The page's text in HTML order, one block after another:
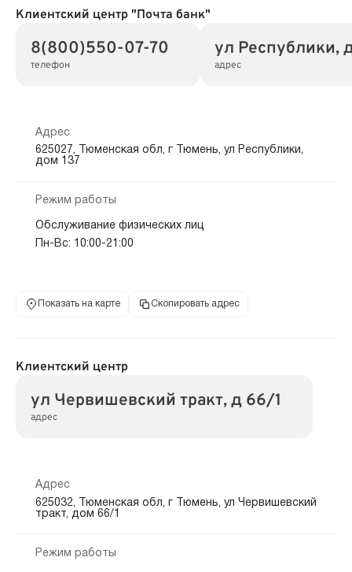
Клиентский центр "Почта банк"
8(800)550-07-70
телефон
ул Республики,
адрес
Адрес
625027, Тюменская обл, г Тюмень, ул Республики,
дом 137
Режим работы
Обслуживание физических лиц
Пн-Вс: 10:00-21:00
Показать на карте Скопировать адрес
Клиентский центр
ул Червишевский тракт, д 66/1
адрес
Адрес
625032, Тюменская обл, г Тюмень, ул Червишевский
тракт, дом 66/1
Режим работы